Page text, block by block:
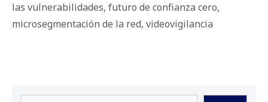
las vulnerabilidades, futuro de confianza cero,
microsegmentación de la red, videovigilancia